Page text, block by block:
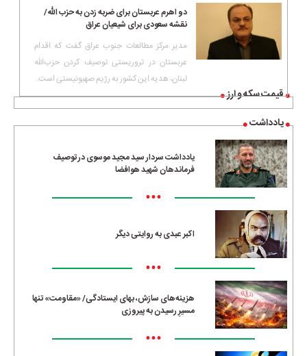
قیمت سکه و ارز
یادداشت
یادداشت سردار سید مجید موسوی در توصیف
فرماندهان شهید هوافضا
•••
اکبر عبدی به روایتی دیگر
•••
هزینه‌های سازش، بهای ایستادگی/ «مقاومت» تنها
مسیرِ رسیدن به پیروزی
•••
دو اهرم عربستان برای ضربه زدن به حزب الله/
نقشه سعودی برای شیعیان عراق
مدیر مرکز مطالعات جنوب عراق گفت که اقدام
عربستان در تروریستی توصیف کردن حزب‌الله
لبنان، هدیه این کشور به رژیم صهیونیستی است.